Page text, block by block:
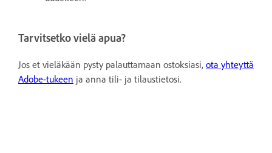
Tarvitsetko vielä apua?
Jos et vieläkään pysty palauttamaan ostoksiasi, ota yhteyttä
Adobe-tukeen ja anna tili- ja tilaustietosi.